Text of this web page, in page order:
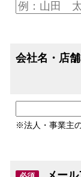
会社名・店
※法人・事業主